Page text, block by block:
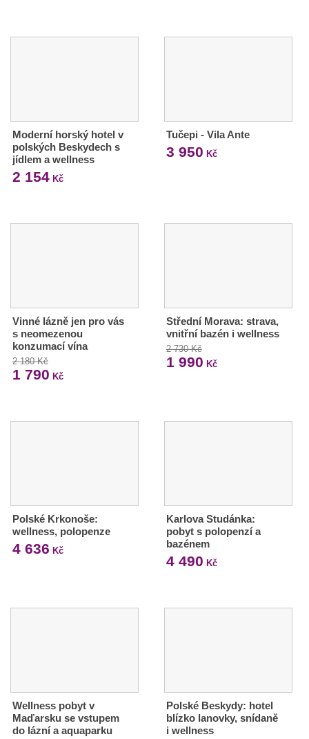
Moderní horský hotel v
polských Beskydech s
jídlem a wellness
2 154 Kč
Tučepi - Vila Ante
3 950 Kč
Vinné lázně jen pro vás
s neomezenou
konzumací vína
2 180 Kč
1 790 Kč
Střední Morava: strava,
vnitřní bazén i wellness
2 730 Kč
1 990 Kč
Polské Krkonoše:
wellness, polopenze
4 636 Kč
Karlova Studánka:
pobyt s polopenzí a
bazénem
4 490 Kč
Wellness pobyt v
Maďarsku se vstupem
do lázní a aquaparku
Polské Beskydy: hotel
blízko lanovky, snídaně
i wellness